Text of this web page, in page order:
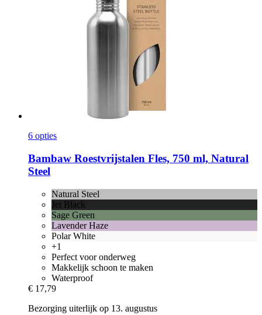
6 opties
Bambaw Roestvrijstalen Fles, 750 ml, Natural
Steel
Natural Steel
Jet Black
Sage Green
Lavender Haze
Polar White
+1
Perfect voor onderweg
Makkelijk schoon te maken
Waterproof
€ 17,79
Bezorging uiterlijk op 13. augustus